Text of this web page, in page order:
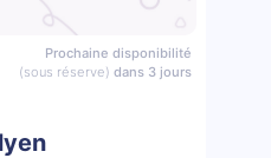
Prochaine disponibilité
(sous réserve) dans 3 jours